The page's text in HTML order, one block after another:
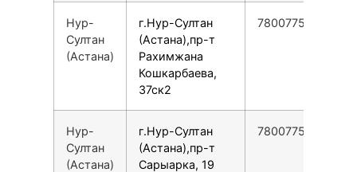
Нур-
Султан
(Астана)
г.Нур-Султан
(Астана),пр-т
Рахимжана
Кошкарбаева,
37ск2
78007753553
Нур-
Султан
(Астана)
г.Нур-Султан
(Астана),пр-т
Сарыарка, 19
78007753553